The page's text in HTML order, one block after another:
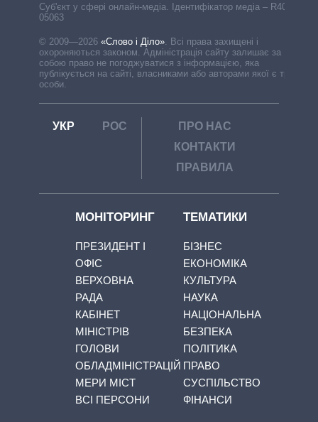
Cуб'єкт у сфері онлайн-медіа. Ідентифікатор медіа – R40-
05063
© 2009—2026 «Слово і Діло»
Всі права захищені і
охороняються законом. Адміністрація сайту залишає за
собою право не погоджуватися з інформацією, яка
публікується на сайті, власниками або авторами якої є треті
особи.
УКР РОС
ПРО НАС
КОНТАКТИ
ПРАВИЛА
МОНІТОРИНГ
ПРЕЗИДЕНТ І
ОФІС
ВЕРХОВНА
РАДА
КАБІНЕТ
МІНІСТРІВ
ГОЛОВИ
ОБЛАДМІНІСТРАЦІЙ
МЕРИ МІСТ
ВСІ ПЕРСОНИ
ТЕМАТИКИ
БІЗНЕС
ЕКОНОМІКА
КУЛЬТУРА
НАУКА
НАЦІОНАЛЬНА
БЕЗПЕКА
ПОЛІТИКА
ПРАВО
СУСПІЛЬСТВО
ФІНАНСИ